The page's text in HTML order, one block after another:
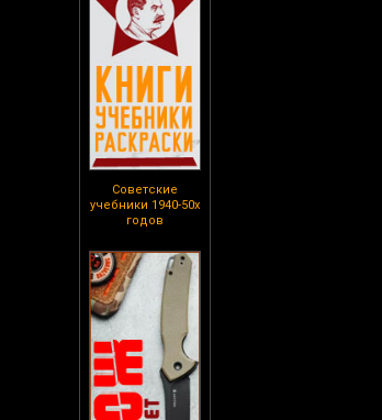
Советские
учебники 1940-50х
годов